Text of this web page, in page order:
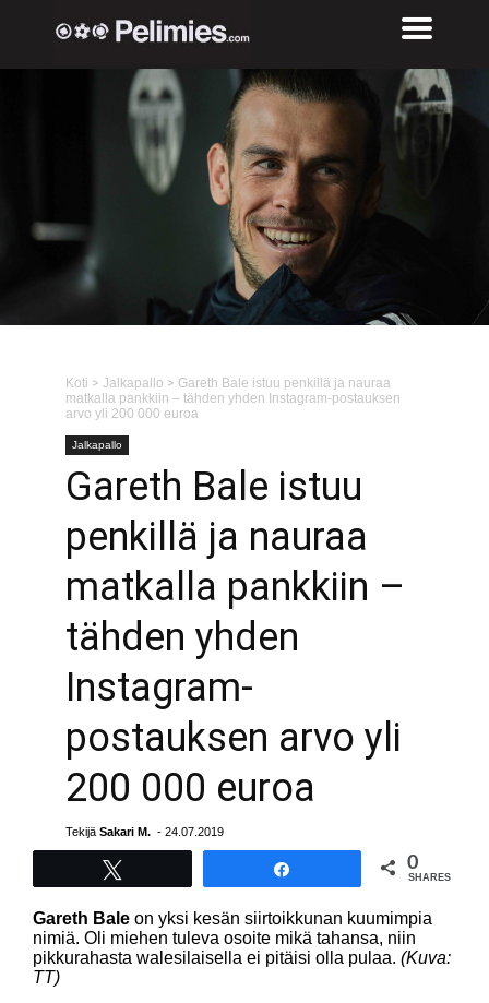
Koti > Jalkapallo > Gareth Bale istuu penkillä ja nauraa
matkalla pankkiin – tähden yhden Instagram-postauksen
arvo yli 200 000 euroa
Jalkapallo
Gareth Bale istuu
penkillä ja nauraa
matkalla pankkiin –
tähden yhden
Instagram-
postauksen arvo yli
200 000 euroa
Tekijä Sakari M. - 24.07.2019
0
SHARES
Gareth Bale on yksi kesän siirtoikkunan kuumimpia
nimiä. Oli miehen tuleva osoite mikä tahansa, niin
pikkurahasta walesilaisella ei pitäisi olla pulaa. (Kuva:
TT)